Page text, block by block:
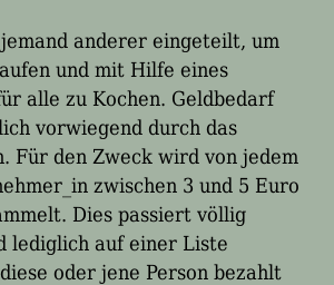
anderer eingeteilt, um
und mit Hilfe eines
alle zu Kochen. Geldbedarf
vorwiegend durch das
Für den Zweck wird von jedem
zwischen 3 und 5 Euro
Dies passiert völlig
lediglich auf einer Liste
oder jene Person bezahlt